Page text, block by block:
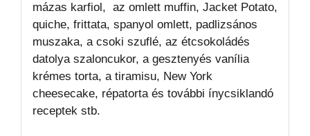
mázas karfiol, az omlett muffin, Jacket Potato,
quiche, frittata, spanyol omlett, padlizsános
muszaka, a csoki szuflé, az étcsokoládés
datolya szaloncukor, a gesztenyés vanília
krémes torta, a tiramisu, New York
cheesecake, répatorta és további ínycsiklandó
receptek stb.